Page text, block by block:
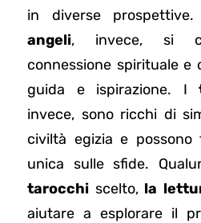
in diverse
angeli, invece, si
connessione spirituale e
guida e ispirazione. I
invece, sono ricchi di
civiltà egizia e possono
unica sulle sfide.
tarocchi scelto, la
aiutare a esplorare il